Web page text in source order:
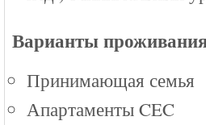
Варианты
Принимающая семья
Апартаменты CEC